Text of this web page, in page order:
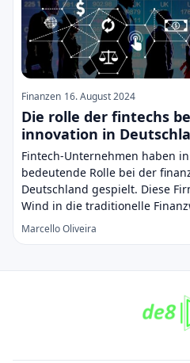
Finanzen 16. August 2024
Die rolle der fintechs
innovation in
Fintech-Unternehmen haben
bedeutende Rolle bei der
Deutschland gespielt. Diese
Wind in die traditionelle
Marcello Oliveira